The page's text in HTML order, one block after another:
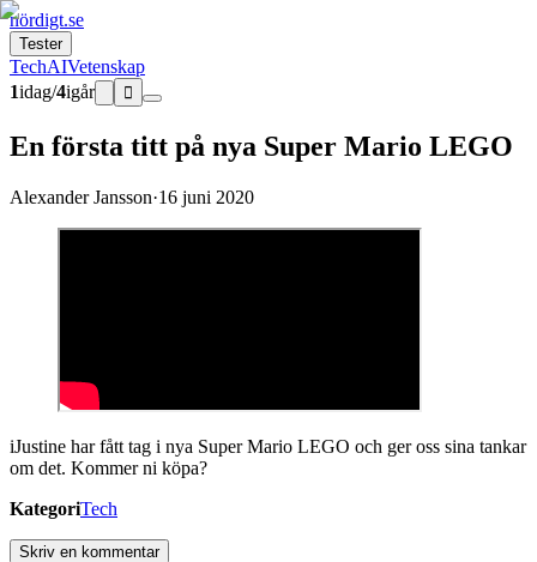
nördigt.se
Tester
TechAIVetenskap
1idag/4igår 
En första titt på nya Super Mario LEGO
Alexander Jansson·16 juni 2020
iJustine har fått tag i nya Super Mario LEGO och ger oss sina tankar
om det. Kommer ni köpa?
KategoriTech
Skriv en kommentar